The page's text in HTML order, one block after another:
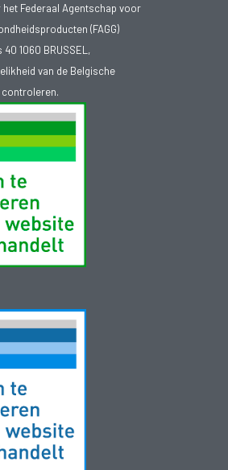
Federaal Agentschap voor
(FAGG)
1060 BRUSSEL,
van de Belgische